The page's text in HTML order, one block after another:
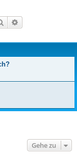
Suche
Gehe zu